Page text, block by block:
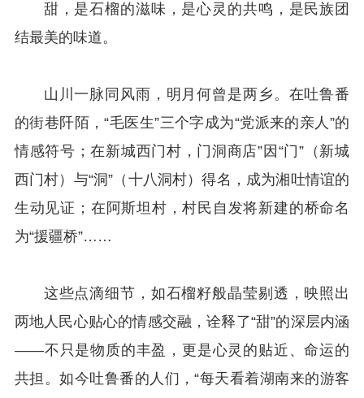
甜，是石榴的滋味，是心灵的共鸣，是民族团
结最美的味道。
山川一脉同风雨，明月何曾是两乡。在吐鲁番
的街巷阡陌，“毛医生”三个字成为“党派来的亲人”的
情感符号；在新城西门村，门洞商店”因“门”（新城
西门村）与“洞”（十八洞村）得名，成为湘吐情谊的
生动见证；在阿斯坦村，村民自发将新建的桥命名
为“援疆桥”……
这些点滴细节，如石榴籽般晶莹剔透，映照出
两地人民心贴心的情感交融，诠释了“甜”的深层内涵
——不只是物质的丰盈，更是心灵的贴近、命运的
共担。如今吐鲁番的人们，“每天看着湖南来的游客